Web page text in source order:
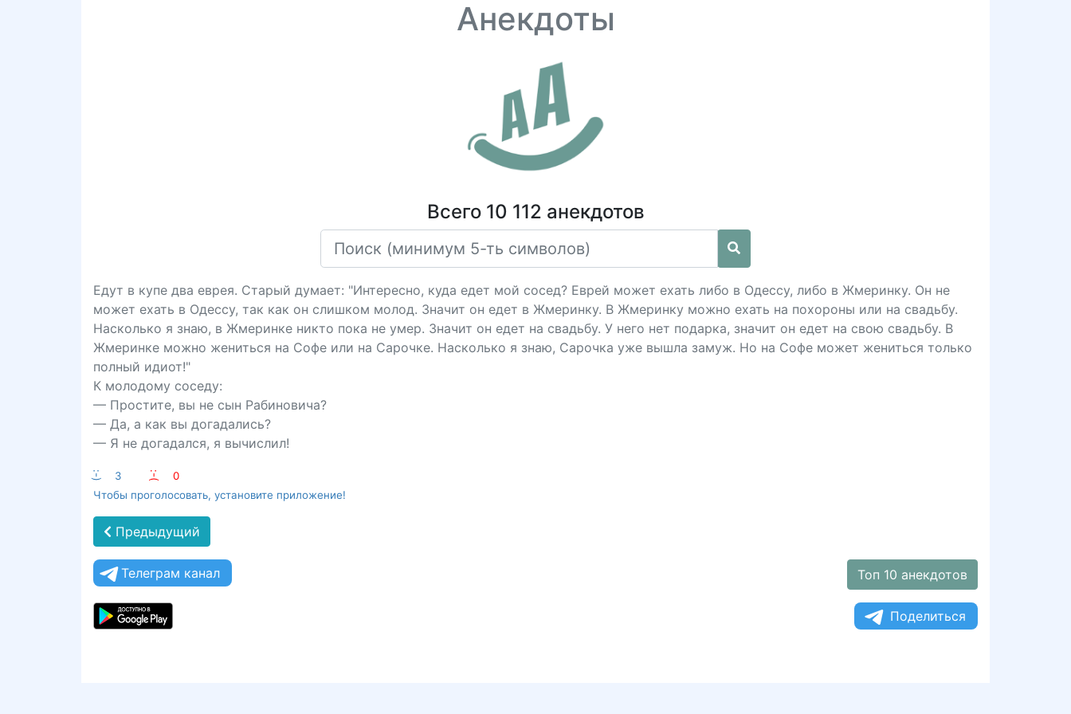
Анекдоты
Всего 10 112 анекдотов
Едут в купе два еврея. Старый думает: "Интересно, куда едет мой сосед? Еврей может ехать либо в Одессу, либо в Жмеринку. Он не
может ехать в Одессу, так как он слишком молод. Значит он едет в Жмеринку. В Жмеринку можно ехать на похороны или на свадьбу.
Насколько я знаю, в Жмеринке никто пока не умер. Значит он едет на свадьбу. У него нет подарка, значит он едет на свою свадьбу. В
Жмеринке можно жениться на Софе или на Сарочке. Насколько я знаю, Сарочка уже вышла замуж. Но на Софе может жениться только
полный идиот!"
К молодому соседу:
— Простите, вы не сын Рабиновича?
— Да, а как вы догадались?
— Я не догадался, я вычислил!
:-) 3 :-(
0
Чтобы проголосовать, установите приложение!
Предыдущий
Телеграм канал Топ 10 анекдотов
Поделиться